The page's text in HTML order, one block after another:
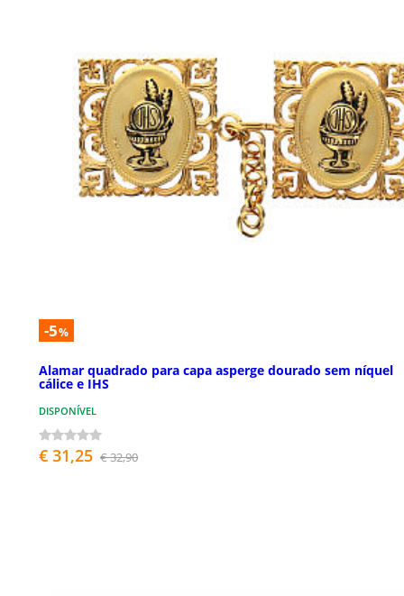
-5%
Alamar quadrado para capa asperge dourado sem níquel
cálice e IHS
DISPONÍVEL
€ 31,25 € 32,90